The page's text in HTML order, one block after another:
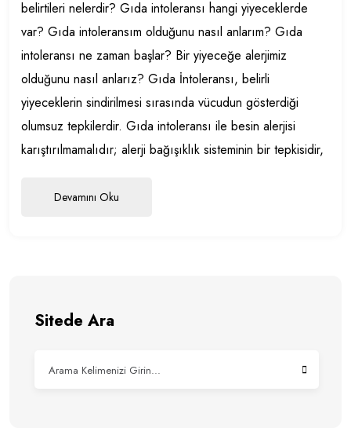
belirtileri nelerdir? Gıda intoleransı hangi yiyeceklerde
var? Gıda intoleransım olduğunu nasıl anlarım? Gıda
intoleransı ne zaman başlar? Bir yiyeceğe alerjimiz
olduğunu nasıl anlarız? Gıda İntoleransı, belirli
yiyeceklerin sindirilmesi sırasında vücudun gösterdiği
olumsuz tepkilerdir. Gıda intoleransı ile besin alerjisi
karıştırılmamalıdır; alerji bağışıklık sisteminin bir tepkisidir,
Devamını Oku
Sitede Ara